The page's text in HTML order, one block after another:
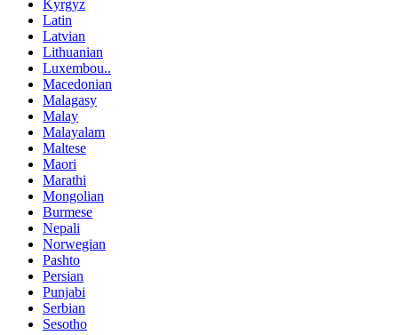
Kyrgyz
Latin
Latvian
Lithuanian
Luxembou..
Macedonian
Malagasy
Malay
Malayalam
Maltese
Maori
Marathi
Mongolian
Burmese
Nepali
Norwegian
Pashto
Persian
Punjabi
Serbian
Sesotho